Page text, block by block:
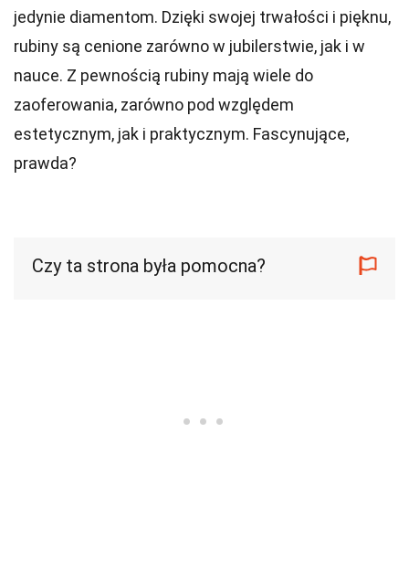
jedynie diamentom. Dzięki swojej trwałości i pięknu,
rubiny są cenione zarówno w jubilerstwie, jak i w
nauce. Z pewnością rubiny mają wiele do
zaoferowania, zarówno pod względem
estetycznym, jak i praktycznym. Fascynujące,
prawda?
Czy ta strona była pomocna?